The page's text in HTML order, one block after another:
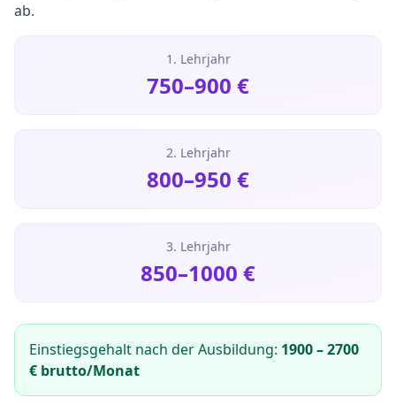
ab.
1. Lehrjahr
750–900 €
2. Lehrjahr
800–950 €
3. Lehrjahr
850–1000 €
Einstiegsgehalt nach der Ausbildung: 1900–2700
€ brutto/Monat